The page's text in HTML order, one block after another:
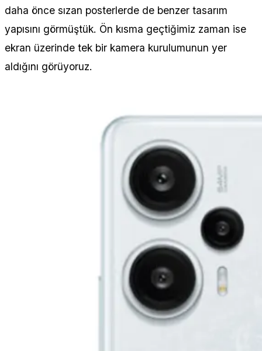
daha önce sızan posterlerde de benzer tasarım
yapısını görmüştük. Ön kısma geçtiğimiz zaman ise
ekran üzerinde tek bir kamera kurulumunun yer
aldığını görüyoruz.